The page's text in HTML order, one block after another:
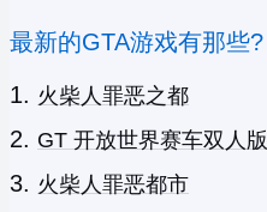
最新的GTA游戏有那些?
火柴人罪恶之都
GT 开放世界赛车双人版
火柴人罪恶都市